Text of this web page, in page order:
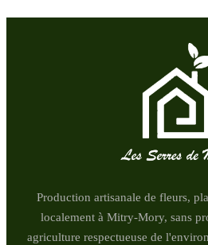
Production artisanale de fleurs,
localement à Mitry-Mory, sans
agriculture respectueuse de